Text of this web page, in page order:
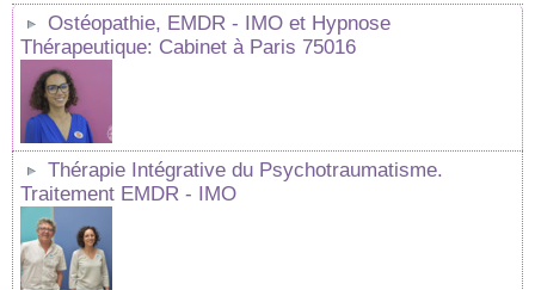
Ostéopathie, EMDR - IMO et Hypnose
Thérapeutique: Cabinet à Paris 75016
Thérapie Intégrative du Psychotraumatisme.
Traitement EMDR - IMO